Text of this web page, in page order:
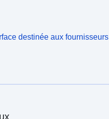
destinée aux fournisseurs